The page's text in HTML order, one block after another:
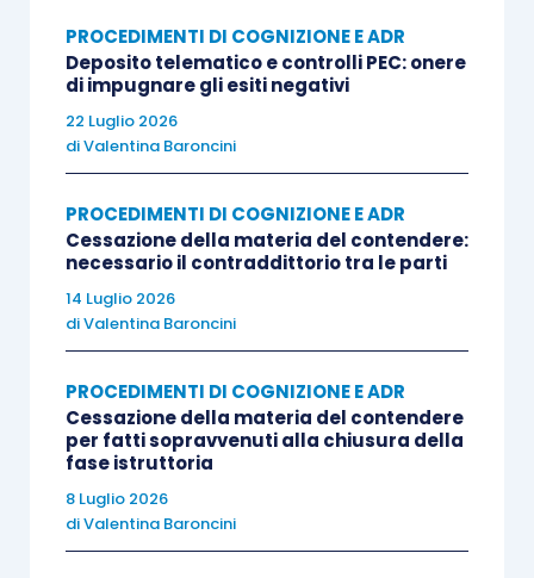
l’adozione dei provvedimenti conseguenti alla
rilevata mancanza dei requisiti per l’iscrizione.
Avverso la predetta sentenza veniva quindi
proposto ricorso per cassazione, il quale era
notificato anche nei confronti del CNF.
[1] In via preliminare, la proposizione del ricorso
nei confronti del CNF è stata ritenuta
inammissibile, atteso che, essendo questi il
giudice che ha emesso la decisione impugnata,
non può essere per definizione parte del
procedimento di legittimità.
PROCEDIMENTI DI COGNIZIONE E ADR
Deposito telematico e controlli PEC: onere
di impugnare gli esiti negativi
22 Luglio 2026
diValentina Baroncini
PROCEDIMENTI DI COGNIZIONE E ADR
Cessazione della materia del contendere:
necessario il contraddittorio tra le parti
14 Luglio 2026
diValentina Baroncini
PROCEDIMENTI DI COGNIZIONE E ADR
Cessazione della materia del contendere
per fatti sopravvenuti alla chiusura della
fase istruttoria
8 Luglio 2026
diValentina Baroncini